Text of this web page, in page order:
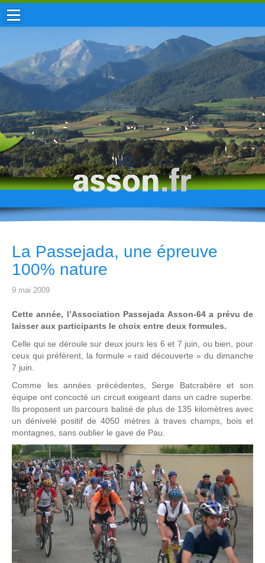
ACCUEIL / INFOS
MUNICIPALITÉ
VIE LOCALE
ENFANCE
TOURISME
HISTOIRE
La Passejada, une épreuve
100% nature
9 mai 2009
Cette année, l’Association Passejada Asson-64 a prévu de
laisser aux participants le choix entre deux formules.
Celle qui se déroule sur deux jours les 6 et 7 juin, ou bien, pour
ceux qui préfèrent, la formule « raid découverte » du dimanche
7 juin.
Comme les années précédentes, Serge Batcrabère et son
équipe ont concocté un circuit exigeant dans un cadre superbe.
Ils proposent un parcours balisé de plus de 135 kilomètres avec
un dénivelé positif de 4050 mètres à traves champs, bois et
montagnes, sans oublier le gave de Pau.